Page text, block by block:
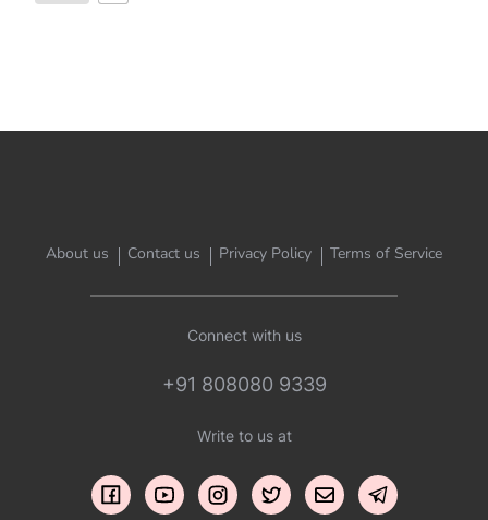
About us Contact us Privacy Policy Terms of Service
Connect with us
+91 808080 9339
Write to us at